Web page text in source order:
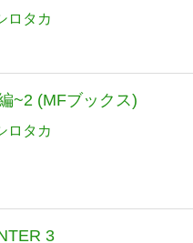
ロタカ
~2 (MFブックス)
ロタカ
3